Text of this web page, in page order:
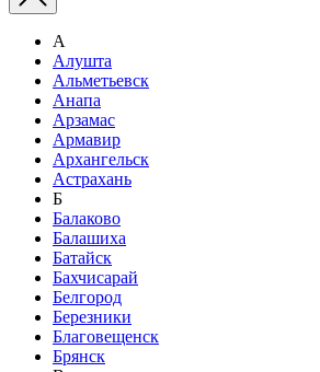
А
Алушта
Альметьевск
Анапа
Арзамас
Армавир
Архангельск
Астрахань
Б
Балаково
Балашиха
Батайск
Бахчисарай
Белгород
Березники
Благовещенск
Брянск